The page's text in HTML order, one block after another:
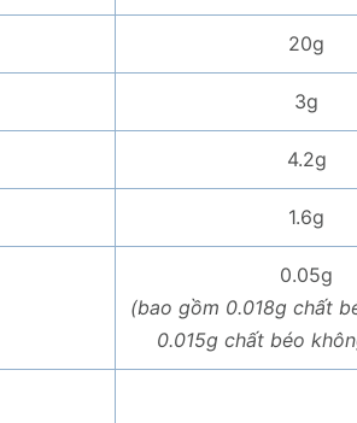
20g
3g
4.2g
1.6g
0.05g
(bao gồm 0.018g chất
0.015g chất béo